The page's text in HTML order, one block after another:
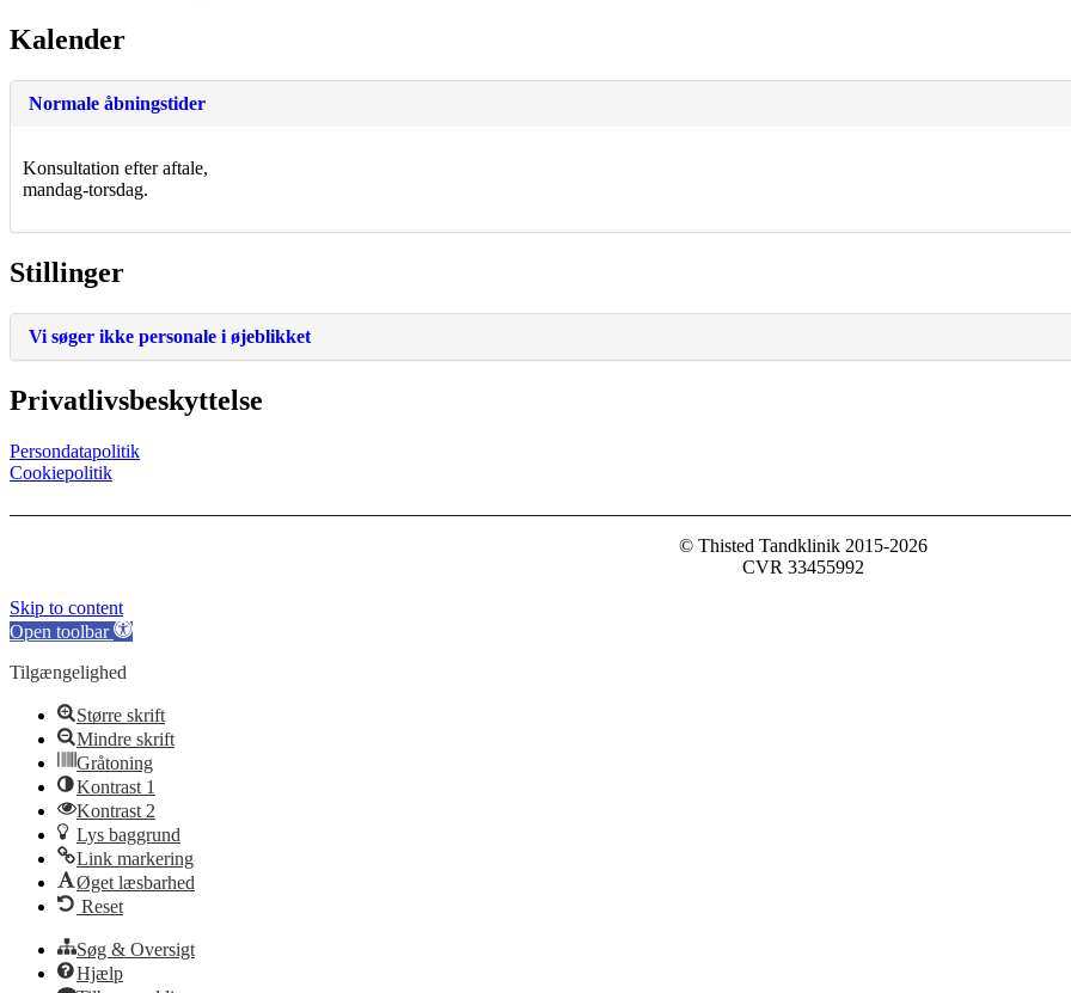
Kalender
Normale åbningstider
Konsultation efter aftale,
mandag-torsdag.
Stillinger
Vi søger ikke personale i øjeblikket
Privatlivsbeskyttelse
Persondatapolitik
Cookiepolitik
© Thisted Tandklinik 2015-2026
CVR ‌33455992‌
Skip to content
Open toolbar
Tilgængelighed
Større skrift
Mindre skrift
Gråtoning
Kontrast 1
Kontrast 2
Lys baggrund
Link markering
Øget læsbarhed
Reset
Søg & Oversigt
Hjælp